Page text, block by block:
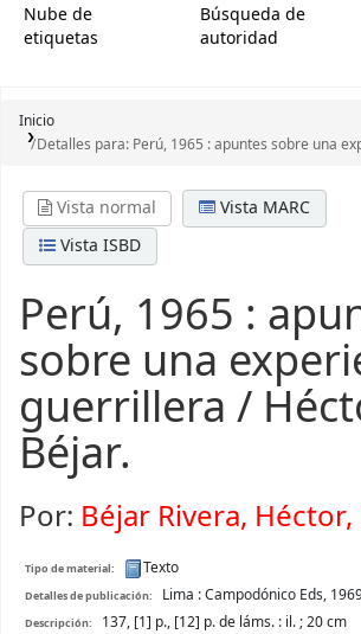
Nube de
etiquetas
Búsqueda de
autoridad
Inicio
Detalles para: Perú, 1965 :apuntes sobre una
Vista normal
Vista MARC
Vista ISBD
Perú, 1965 :
sobre una
guerrillera /
Béjar.
Por: Béjar Rivera,
Tipo de material: Texto
Detalles de publicación: Lima :Campodónico Eds,
Descripción: 137, [1] p., [12] p. de láms. : il. ; 20 cm